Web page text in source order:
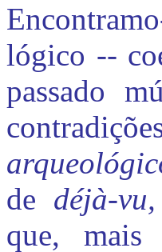
lógico --
passado
de déjà-vu,
que, mais